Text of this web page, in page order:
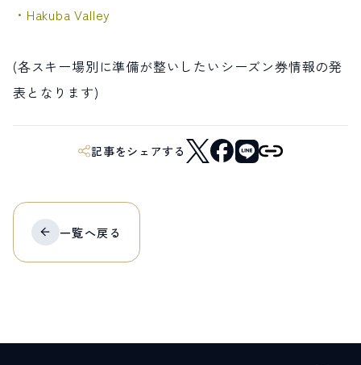
・Hakuba Valley
(各スキー場別に準備が整いしたいシーズン券情報の発
表となります)
記事をシェアする
一覧へ戻る